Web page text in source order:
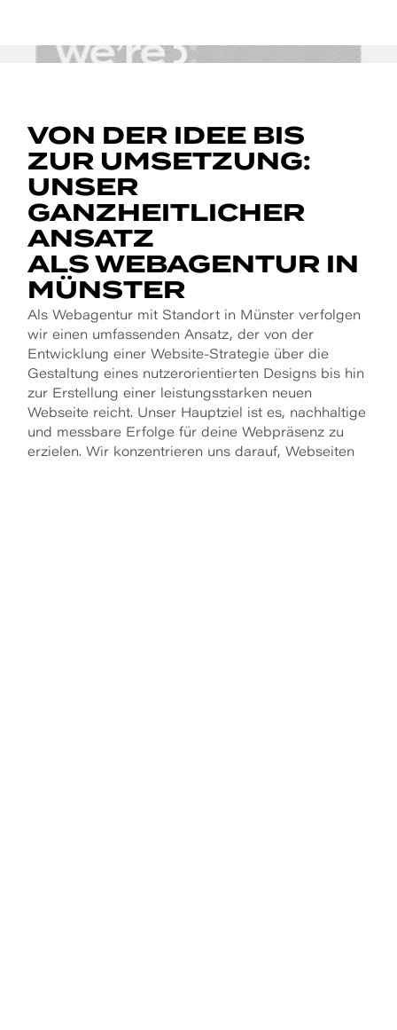
VON DER IDEE BIS
ZUR UMSETZUNG:
UNSER
GANZHEITLICHER
ANSATZ
ALS WEB­AGENTUR IN
MÜNSTER
Als Webagentur mit Standort in Münster verfolgen
wir einen umfassenden Ansatz, der von der
Entwicklung einer Website-Strategie über die
Gestaltung eines nutzerorientierten Designs bis hin
zur Erstellung einer leistungsstarken neuen
Webseite reicht. Unser Hauptziel ist es, nachhaltige
und messbare Erfolge für deine Webpräsenz zu
erzielen. Wir konzentrieren uns darauf, Webseiten